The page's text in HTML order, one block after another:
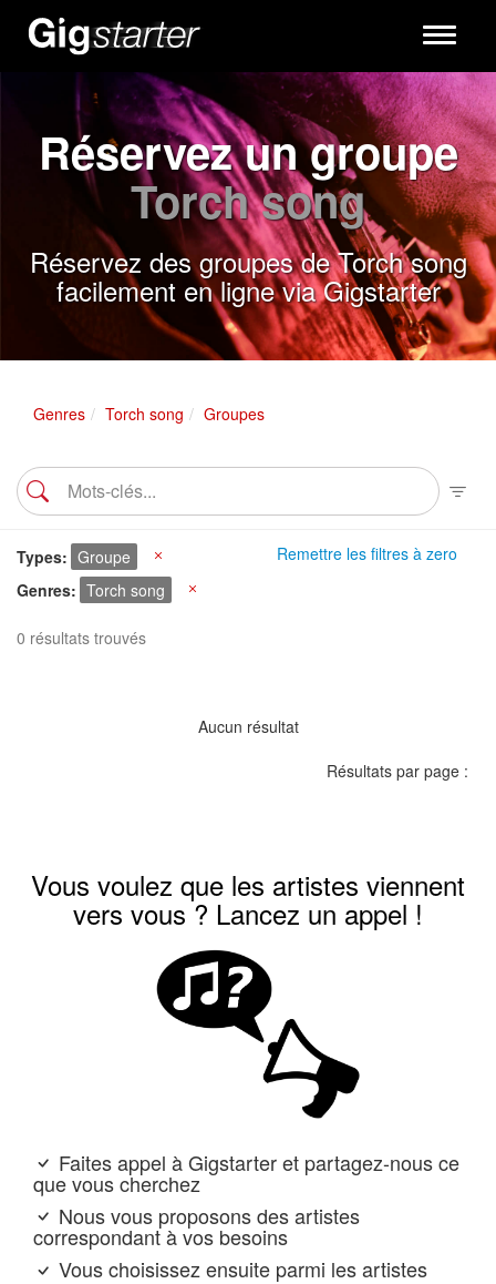
Toggle
Réservez un groupe
Torch song
Réservez des groupes de Torch song
facilement en ligne via Gigstarter
Genres Torch song Groupes
Remettre les filtres à zero
Types Groupe
Genres
Torch song
0 résultats trouvés
Aucun résultat
Résultats par page :
Vous voulez que les artistes viennent
vers vous ? Lancez un appel !
Faites appel à Gigstarter et partagez-nous ce
que vous cherchez
Nous vous proposons des artistes
correspondant à vos besoins
Vous choisissez ensuite parmi les artistes